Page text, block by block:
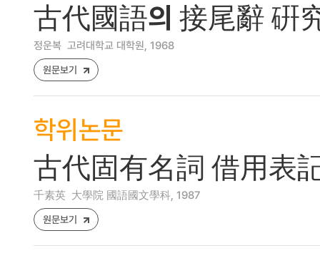
古代國語의 接尾辭 硏
정운복 고려대학교 대학원, 1968
원문보기
학위논문
古代固有名詞 借用表
千素英 大學院 國語國文學科, 1987
원문보기